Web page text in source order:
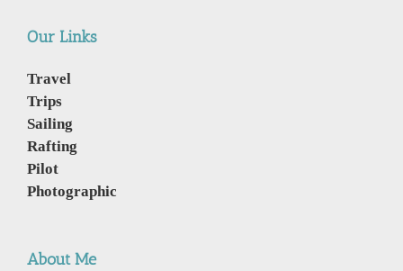
Our Links
Travel
Trips
Sailing
Rafting
Pilot
Photographic
About Me